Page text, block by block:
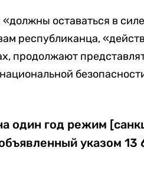
оставаться в
республиканца,
продолжают
один год режим
указом 13